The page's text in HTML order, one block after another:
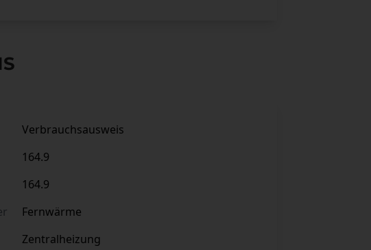
Verbrauchsausweis
164.9
164.9
Fernwärme
Zentralheizung